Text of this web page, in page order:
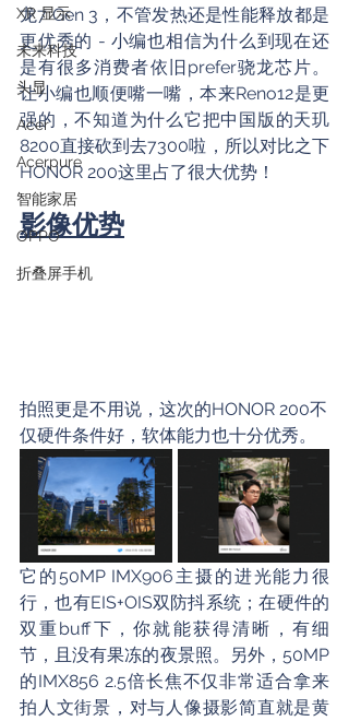
XR 显示
未来科技
头显
Acer
Acerpure
智能家居
OPPO
折叠屏手机
龙7 Gen 3，不管发热还是性能释放都是
更优秀的 - 小编也相信为什么到现在还
是有很多消费者依旧prefer骁龙芯片。
让小编也顺便嘴一嘴，本来Reno12是更
强的，不知道为什么它把中国版的天玑
8200直接砍到去7300啦，所以对比之下
HONOR 200这里占了很大优势！
影像优势
拍照更是不用说，这次的HONOR 200不
仅硬件条件好，软体能力也十分优秀。
它的50MP IMX906主摄的进光能力很
行，也有EIS+OIS双防抖系统；在硬件的
双重buff下，你就能获得清晰，有细
节，且没有果冻的夜景照。另外，50MP
的IMX856 2.5倍长焦不仅非常适合拿来
拍人文街景，对与人像摄影简直就是黄